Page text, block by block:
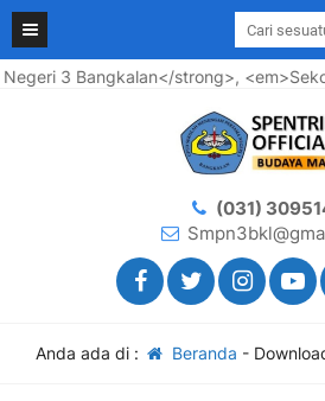
3 Bangkalan</strong>,
(031)
Anda ada di : Beranda -